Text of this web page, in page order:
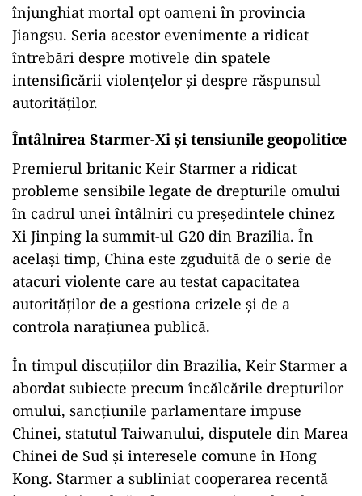
înjunghiat mortal opt oameni în provincia
Jiangsu. Seria acestor evenimente a ridicat
întrebări despre motivele din spatele
intensificării violențelor și despre răspunsul
autorităților.
Întâlnirea Starmer-Xi și tensiunile geopolitice
Premierul britanic Keir Starmer a ridicat
probleme sensibile legate de drepturile omului
în cadrul unei întâlniri cu președintele chinez
Xi Jinping la summit-ul G20 din Brazilia. În
același timp, China este zguduită de o serie de
atacuri violente care au testat capacitatea
autorităților de a gestiona crizele și de a
controla narațiunea publică.
În timpul discuțiilor din Brazilia, Keir Starmer a
abordat subiecte precum încălcările drepturilor
omului, sancțiunile parlamentare impuse
Chinei, statutul Taiwanului, disputele din Marea
Chinei de Sud și interesele comune în Hong
Kong. Starmer a subliniat cooperarea recentă